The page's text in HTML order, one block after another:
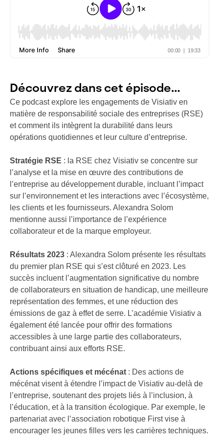
Découvrez dans cet épisode…
Ce podcast explore les engagements de Visiativ en
matière de responsabilité sociale des entreprises (RSE)
et comment ils intègrent la durabilité dans leurs
opérations quotidiennes et leur culture d’entreprise.
Stratégie RSE : la RSE chez Visiativ se concentre sur
l’analyse et la mise en œuvre des contributions de
l’entreprise au développement durable, incluant l’impact
sur l’environnement et les interactions avec l’écosystème,
les clients et les fournisseurs. Alexandra Solom
mentionne aussi l’importance de l’expérience
collaborateur et de la marque employeur.
Résultats 2023 : Alexandra Solom présente les résultats
du premier plan RSE qui s’est clôturé en 2023. Les
succès incluent l’augmentation significative du nombre
de collaborateurs en situation de handicap, une meilleure
représentation des femmes, et une réduction des
émissions de gaz à effet de serre. L’académie Visiativ a
également été lancée pour offrir des formations
accessibles à une large partie des collaborateurs,
contribuant ainsi aux efforts RSE.
Actions spécifiques et mécénat : Des actions de
mécénat visent à étendre l’impact de Visiativ au-delà de
l’entreprise, soutenant des projets liés à l’inclusion, à
l’éducation, et à la transition écologique. Par exemple, le
partenariat avec l’association robotique First vise à
encourager les jeunes filles vers les carrières techniques.